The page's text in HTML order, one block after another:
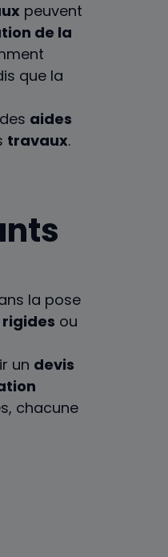
peuvent
de la
que la
aides
travaux.
la pose
ou
un devis
chacune